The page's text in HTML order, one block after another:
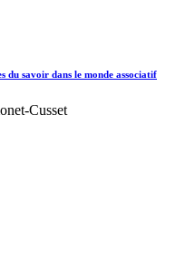
du savoir dans le monde associatif
Cusset